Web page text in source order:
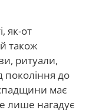
як-от
й також
ритуали,
покоління до
має
лише нагадує